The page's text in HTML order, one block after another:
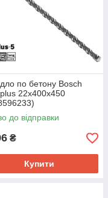
по бетону Bosch
22х400х450
до відправки
₴
Купити